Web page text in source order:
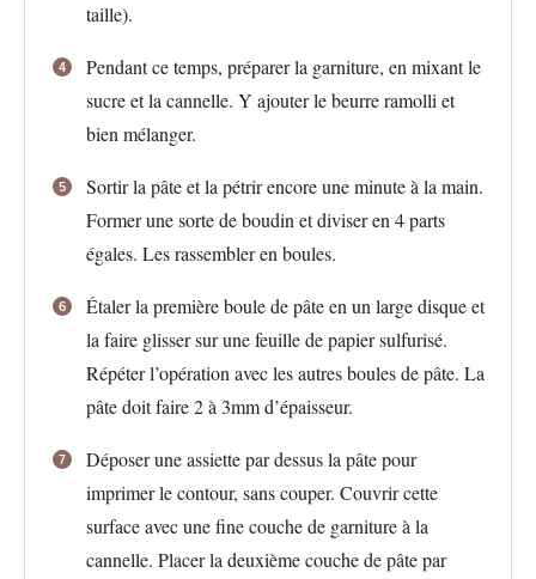
taille).
Pendant ce temps, préparer la garniture, en mixant le
sucre et la cannelle. Y ajouter le beurre ramolli et
bien mélanger.
Sortir la pâte et la pétrir encore une minute à la main.
Former une sorte de boudin et diviser en 4 parts
égales. Les rassembler en boules.
Étaler la première boule de pâte en un large disque et
la faire glisser sur une feuille de papier sulfurisé.
Répéter l’opération avec les autres boules de pâte. La
pâte doit faire 2 à 3mm d’épaisseur.
Déposer une assiette par dessus la pâte pour
imprimer le contour, sans couper. Couvrir cette
surface avec une fine couche de garniture à la
cannelle. Placer la deuxième couche de pâte par